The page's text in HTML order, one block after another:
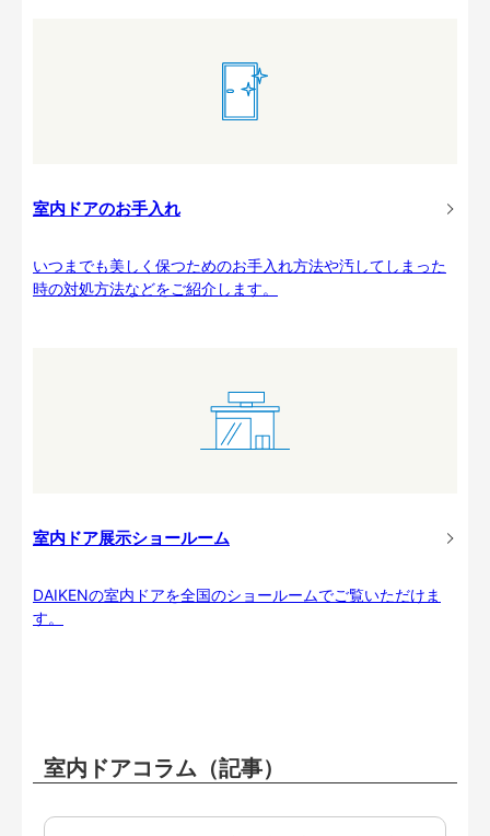
室内ドアのお手入れ
いつまでも美しく保つためのお手入れ方法や汚してしまった
時の対処方法などをご紹介します。
室内ドア展示ショールーム
DAIKENの室内ドアを全国のショールームでご覧いただけま
す。
室内ドアコラム（記事）